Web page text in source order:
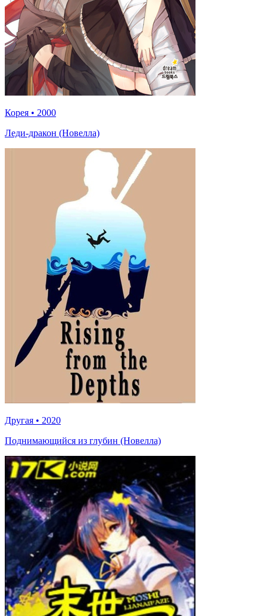
Корея • 2000
Леди-дракон (Новелла)
Другая • 2020
Поднимающийся из глубин (Новелла)